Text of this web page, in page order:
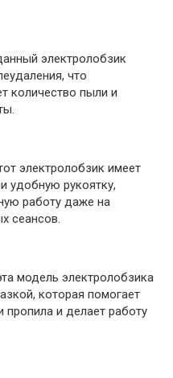
электролобзик
что
количество пыли и
электролобзик имеет
удобную рукоятку,
работу даже на
сеансов.
модель электролобзика
которая помогает
пропила и делает работу